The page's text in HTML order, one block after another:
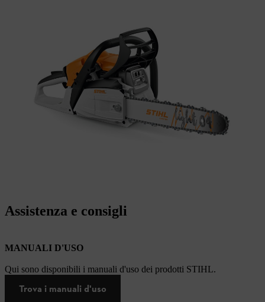
Assistenza e consigli
MANUALI D'USO
Qui sono disponibili i manuali d'uso dei prodotti STIHL.
Trova i manuali d'uso